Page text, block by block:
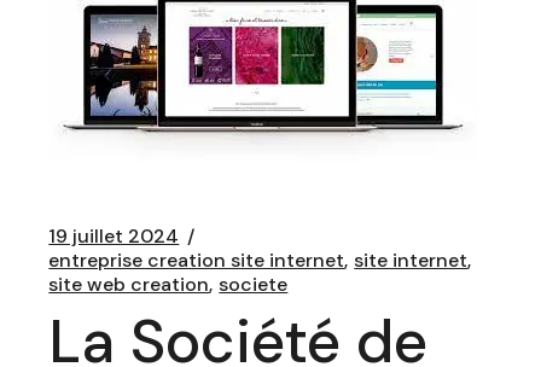
19 juillet 2024
entreprise creation site internet site internet
site web creation societe
La Société de